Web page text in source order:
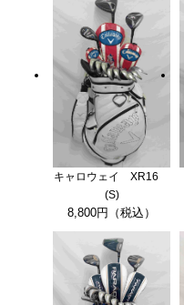
キャロウェイ XR16
(S)
8,800円（税込）